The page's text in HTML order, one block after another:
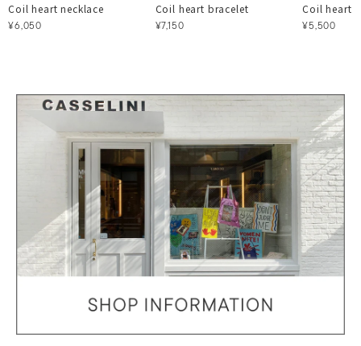
Coil heart necklace
¥6,050
Coil heart bracelet
¥7,150
Coil heart
¥5,500